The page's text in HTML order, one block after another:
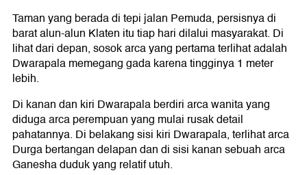
Taman yang berada di tepi jalan Pemuda, persisnya di
barat alun-alun Klaten itu tiap hari dilalui masyarakat. Di
lihat dari depan, sosok arca yang pertama terlihat adalah
Dwarapala memegang gada karena tingginya 1 meter
lebih.
Di kanan dan kiri Dwarapala berdiri arca wanita yang
diduga arca perempuan yang mulai rusak detail
pahatannya. Di belakang sisi kiri Dwarapala, terlihat arca
Durga bertangan delapan dan di sisi kanan sebuah arca
Ganesha duduk yang relatif utuh.